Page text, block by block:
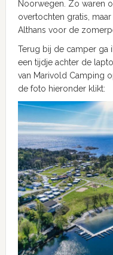
Noorwegen. Zo waren
overtochten gratis,
Althans voor de
Terug bij de camper ga
een tijdje achter de
van Marivold Camping
de foto hieronder klikt: